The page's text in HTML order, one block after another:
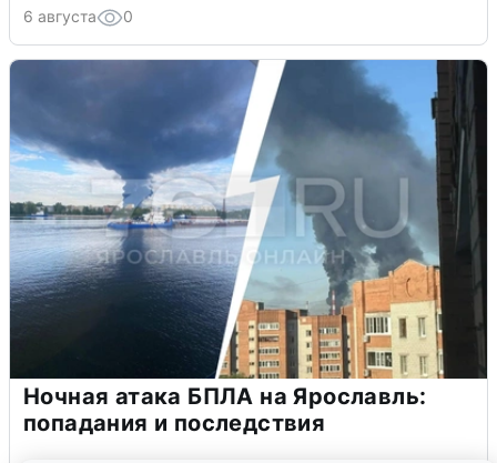
6 августа 0
Ночная атака БПЛА на Ярославль:
попадания и последствия